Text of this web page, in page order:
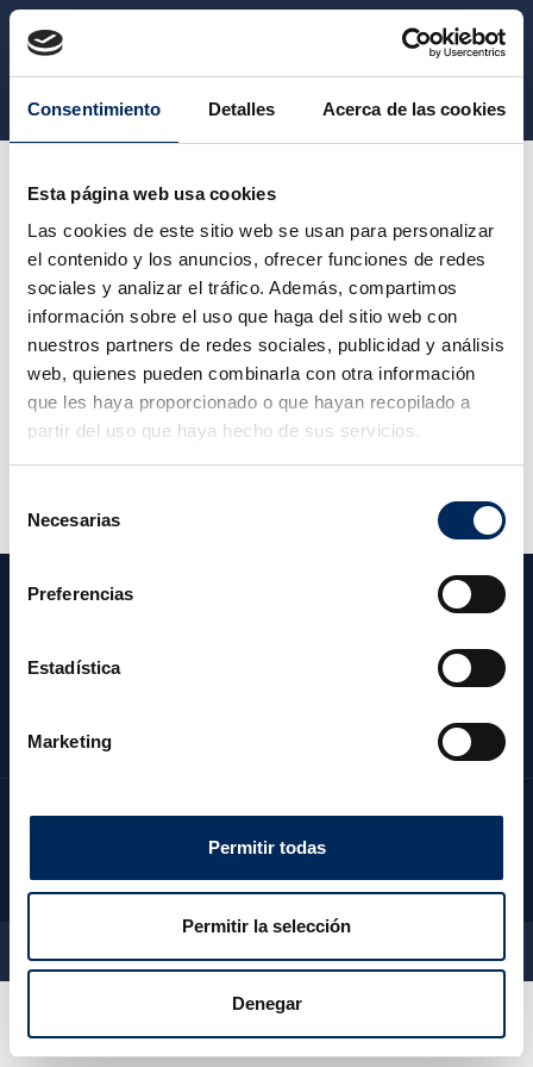
Consentimiento Detalles Acerca de las cookies
Esta página web usa cookies
Las cookies de este sitio web se usan para personalizar
el contenido y los anuncios, ofrecer funciones de redes
sociales y analizar el tráfico. Además, compartimos
información sobre el uso que haga del sitio web con
nuestros partners de redes sociales, publicidad y análisis
web, quienes pueden combinarla con otra información
que les haya proporcionado o que hayan recopilado a
partir del uso que haya hecho de sus servicios.
consentimiento
Necesarias
Preferencias
Estadística
Marketing
Permitir todas
Permitir la selección
Denegar
CATEGORY
Safety Safety boots
SAFETY BOOTS
Sorry for the inconvenience.
Search again what you are looking for
OUR COMPANY
CONTACT US